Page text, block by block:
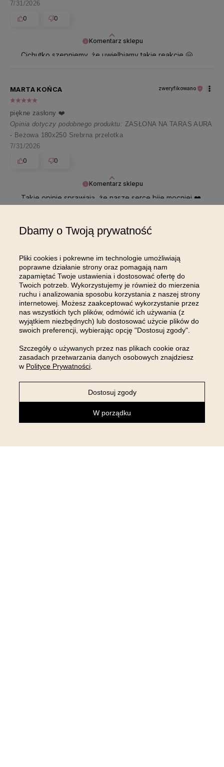
Komentarz sklepu
Cichutko szepniemy, że uwielbiamy takie reakcje 🤗
7/31/2026
0
0
Komentarz sklepu
Takie opinie sprawiają, że nasze serce bije mocniej ❤️
MARTA KOŃCA zweryfikowano
piękne zasłony ❤️
Opinia dotyczy podobnego produktu: ZASŁONA NA TARAS AURA
- Beżowa 180x250 Srebrna przelotka
7/31/2026
0
0
DOŁĄCZ DO NAS NA
INSTAGRAMIE
Dbamy o Twoją prywatność
Pliki cookies i pokrewne im technologie umożliwiają
poprawne działanie strony oraz pomagają nam
zapamiętać Twoje ustawienia i dostosować ofertę do
Twoich potrzeb. Wykorzystujemy je również do mierzenia
ruchu i analizowania sposobu korzystania z naszej strony
internetowej. Możesz zaakceptować wykorzystanie przez
nas wszystkich tych plików, odmówić ich używania (z
wyjątkiem niezbędnych) lub dostosować użycie plików do
swoich preferencji, wybierając opcję "Dostosuj zgody".
Szczegóły o używanych przez nas plikach cookie oraz
zasadach przetwarzania danych osobowych znajdziesz
w Polityce Prywatności
W porządku
Dostosuj zgody